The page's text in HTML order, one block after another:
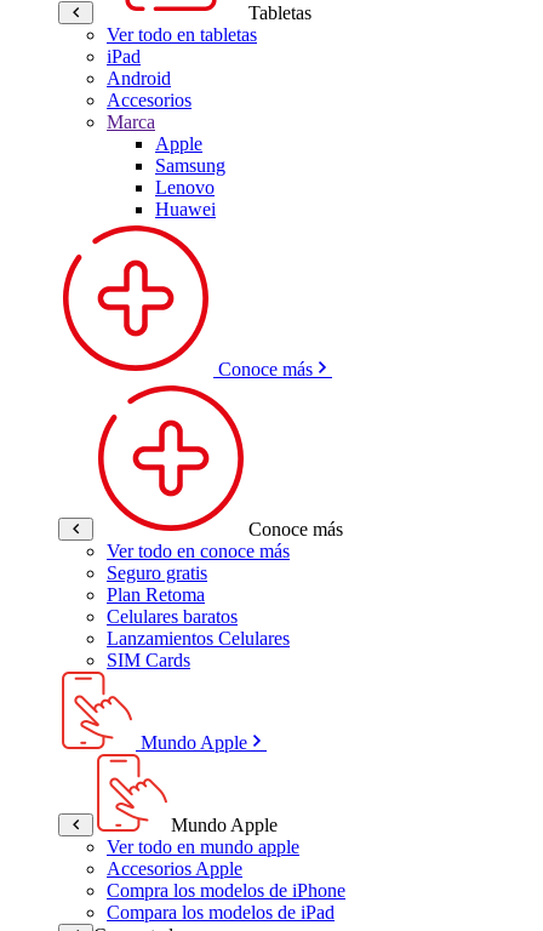
Tabletas
Ver todo en tabletas
iPad
Android
Accesorios
Marca
Apple
Samsung
Lenovo
Huawei
Conoce más
Conoce más
Ver todo en conoce más
Seguro gratis
Plan Retoma
Celulares baratos
Lanzamientos Celulares
SIM Cards
Mundo Apple
Mundo Apple
Ver todo en mundo apple
Accesorios Apple
Compra los modelos de iPhone
Compara los modelos de iPad